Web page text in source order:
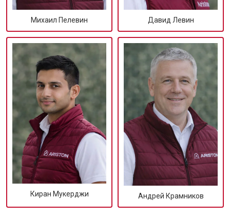
Михаил Пелевин Давид Левин
Киран Мукерджи Андрей Крамников